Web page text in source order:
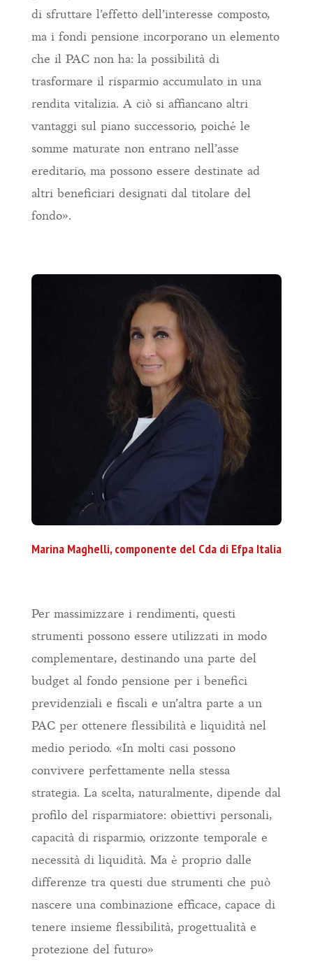
di sfruttare l’effetto dell’interesse composto,
ma i fondi pensione incorporano un elemento
che il PAC non ha: la possibilità di
trasformare il risparmio accumulato in una
rendita vitalizia. A ciò si affiancano altri
vantaggi sul piano successorio, poiché le
somme maturate non entrano nell’asse
ereditario, ma possono essere destinate ad
altri beneficiari designati dal titolare del
fondo».
Marina Maghelli, componente del Cda di Efpa Italia
Per massimizzare i rendimenti, questi
strumenti possono essere utilizzati in modo
complementare, destinando una parte del
budget al fondo pensione per i benefici
previdenziali e fiscali e un’altra parte a un
PAC per ottenere flessibilità e liquidità nel
medio periodo. «In molti casi possono
convivere perfettamente nella stessa
strategia. La scelta, naturalmente, dipende dal
profilo del risparmiatore: obiettivi personali,
capacità di risparmio, orizzonte temporale e
necessità di liquidità. Ma è proprio dalle
differenze tra questi due strumenti che può
nascere una combinazione efficace, capace di
tenere insieme flessibilità, progettualità e
protezione del futuro»